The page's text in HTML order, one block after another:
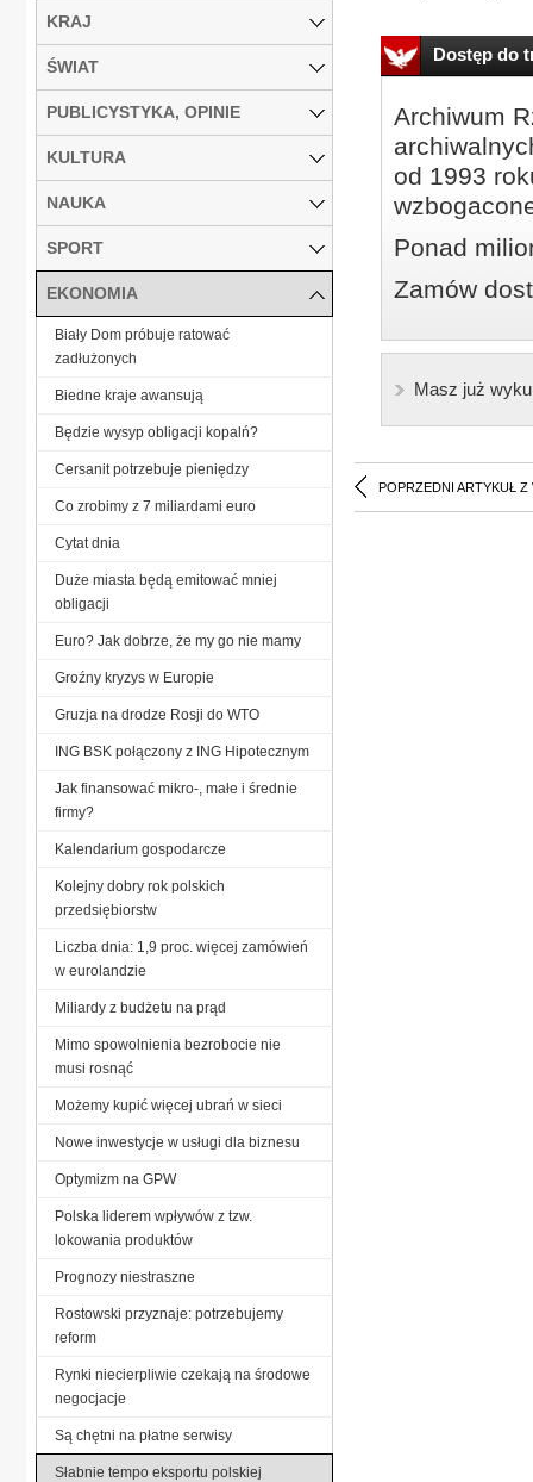
Dostęp do
Archiwum
od 1993
Ponad
Zamów
Masz już
POPRZEDNI ARTYKUŁ Z
KRAJ
ŚWIAT
PUBLICYSTYKA, OPINIE
KULTURA
NAUKA
SPORT
EKONOMIA
Biały Dom próbuje ratować
zadłużonych
Biedne kraje awansują
Będzie wysyp obligacji kopalń?
Cersanit potrzebuje pieniędzy
Co zrobimy z 7 miliardami euro
Cytat dnia
Duże miasta będą emitować mniej
obligacji
Euro? Jak dobrze, że my go nie mamy
Groźny kryzys w Europie
Gruzja na drodze Rosji do WTO
ING BSK połączony z ING Hipotecznym
Jak finansować mikro-, małe i średnie
firmy?
Kalendarium gospodarcze
Kolejny dobry rok polskich
przedsiębiorstw
Liczba dnia: 1,9 proc. więcej zamówień
w eurolandzie
Miliardy z budżetu na prąd
Mimo spowolnienia bezrobocie nie
musi rosnąć
Możemy kupić więcej ubrań w sieci
Nowe inwestycje w usługi dla biznesu
Optymizm na GPW
Polska liderem wpływów z tzw.
lokowania produktów
Prognozy niestraszne
Rostowski przyznaje: potrzebujemy
reform
Rynki niecierpliwie czekają na środowe
negocjacje
Są chętni na płatne serwisy
Słabnie tempo eksportu polskiej